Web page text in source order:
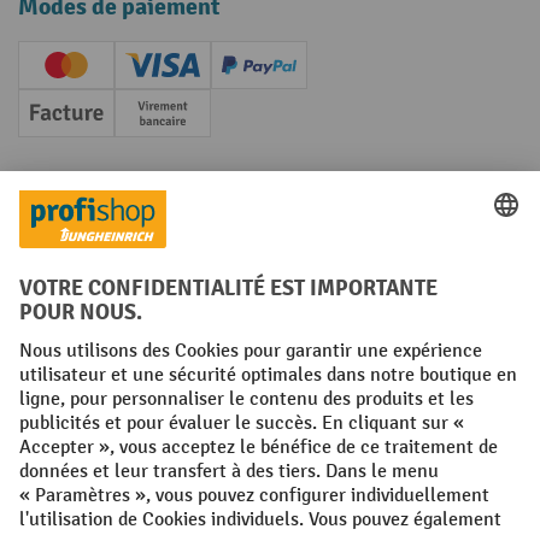
Modes de paiement
Creditcard (Master)Creditcard (Visa)
PayPal
Facture Paiement anticipé
Réseaux sociaux
Facebook
YouTube
LinkedInInstagram
Conditions générales Mentions légales
Protection des Données Politique de cookies
All prices excl. VAT plusshipping costsand possible delivery charges,
if not stated otherwise.